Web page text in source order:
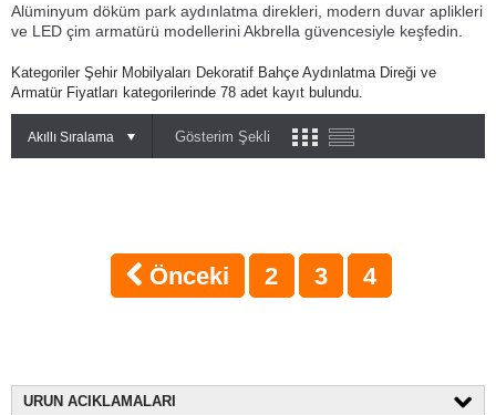
Alüminyum döküm park aydınlatma direkleri, modern duvar aplikleri
ve LED çim armatürü modellerini Akbrella güvencesiyle keşfedin.
Kategoriler Şehir Mobilyaları Dekoratif Bahçe Aydınlatma Direği ve
Armatür Fiyatları kategorilerinde 78 adet kayıt bulundu.
Akıllı Sıralama Gösterim Şekli
Önceki 2 3 4
URUN ACIKLAMALARI